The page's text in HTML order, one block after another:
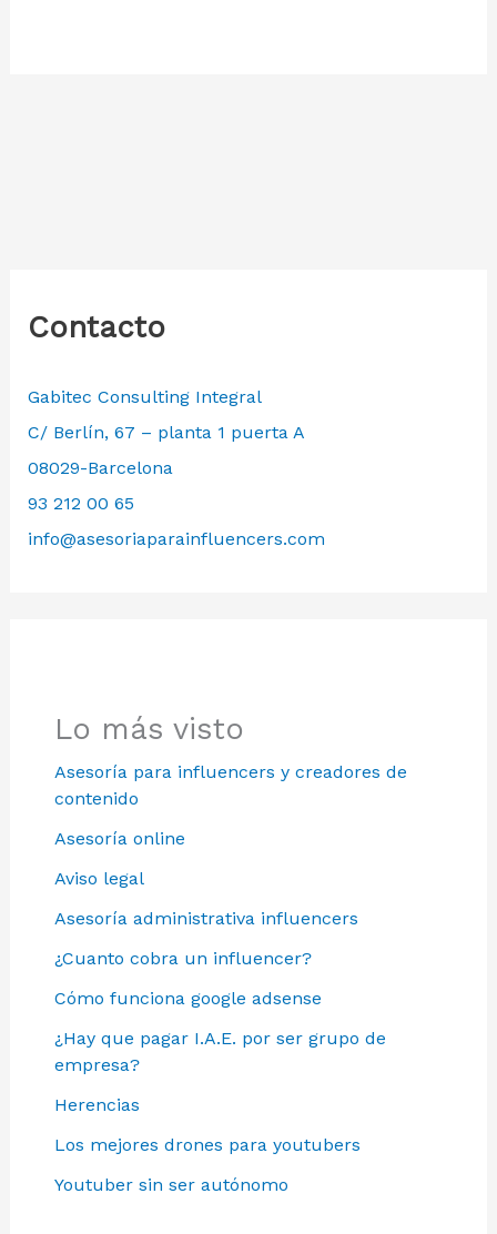
Contacto
Gabitec Consulting Integral
C/ Berlín, 67 – planta 1 puerta A
08029-Barcelona
93 212 00 65
info@asesoriaparainfluencers.com
Lo más visto
Asesoría para influencers y creadores de
contenido
Asesoría online
Aviso legal
Asesoría administrativa influencers
¿Cuanto cobra un influencer?
Cómo funciona google adsense
¿Hay que pagar I.A.E. por ser grupo de
empresa?
Herencias
Los mejores drones para youtubers
Youtuber sin ser autónomo